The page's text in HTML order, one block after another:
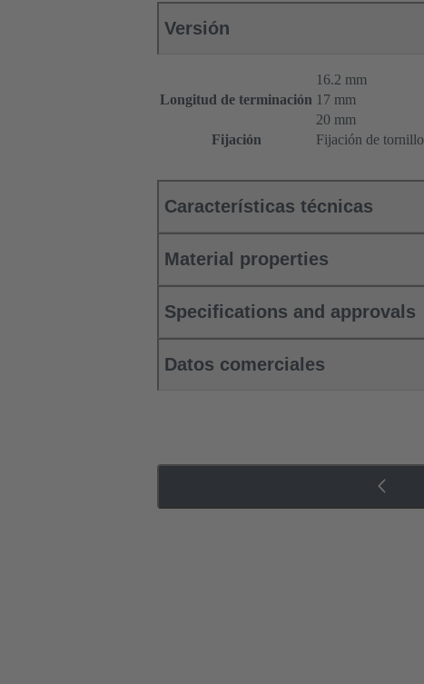
Versión
Longitud de terminación
16.2 mm
17 mm
20 mm
Fijación
Fijación de tornillo
Características técnicas
Material properties
Specifications and approvals
Datos comerciales